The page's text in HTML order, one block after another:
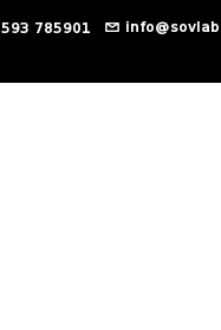
593 785901